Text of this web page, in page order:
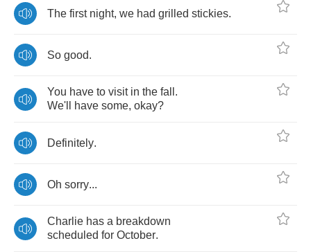
The first night, we had grilled stickies.
So good.
You have to visit in the fall .
We'll
have some, okay?
Definitely.
Oh sorry...
Charlie has a breakdown
scheduled for October.